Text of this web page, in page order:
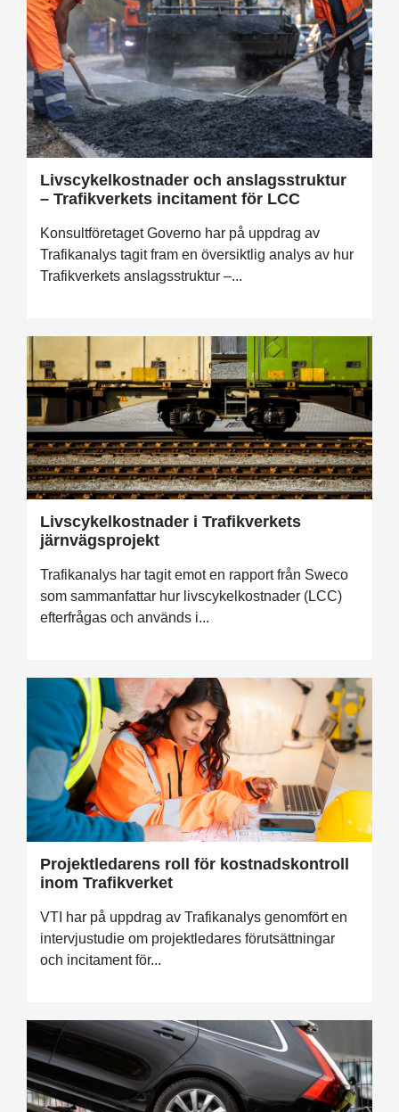
Livscykelkostnader och anslagsstruktur
– Trafikverkets incitament för LCC
Konsultföretaget Governo har på uppdrag av
Trafikanalys tagit fram en översiktlig analys av hur
Trafikverkets anslagsstruktur –...
Livscykelkostnader i Trafikverkets
järnvägsprojekt
Trafikanalys har tagit emot en rapport från Sweco
som sammanfattar hur livscykelkostnader (LCC)
efterfrågas och används i...
Projektledarens roll för kostnadskontroll
inom Trafikverket
VTI har på uppdrag av Trafikanalys genomfört en
intervjustudie om projektledares förutsättningar
och incitament för...